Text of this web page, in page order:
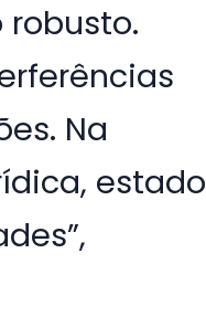
robusto.
Na
estado